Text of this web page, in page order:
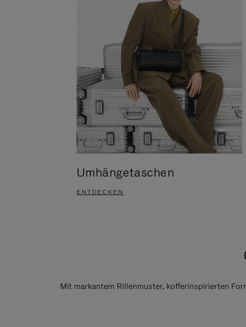
Umhängetaschen
ENTDECKEN
Mit markantem Rillenmuster, kofferinspirierten